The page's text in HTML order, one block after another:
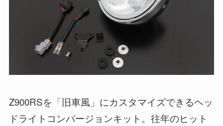
Z900RSを「旧車風」にカスタマイズできるヘッ
ドライトコンバージョンキット。往年のヒット